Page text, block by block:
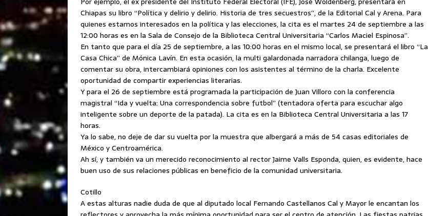
Chiapas su libro “Política y delirio y delirio. Historia de tres secuestros”, de la Editorial Cal y Arena. Para
quienes estamos interesados en la política y las elecciones, la cita es el martes 24 de septiembre a las
12:00 horas es en la Sala de Consejo de la Biblioteca Central Universitaria “Carlos Maciel Espinosa”.
En tanto que para el día 25 de septiembre, a las 10:00 horas en el mismo local, se presentará el libro “La
Casa Chica” de Mónica Lavín. En esta ocasión, la multi galardonada narradora chilanga, luego de
comentar su obra, intercambiará opiniones con los asistentes al término de la charla. Excelente
oportunidad de compartir experiencias literarias.
Y para el 26 de septiembre está programada la participación de Juan Villoro con la conferencia
magistral “Ida y vuelta: Una correspondencia sobre futbol” (tentadora oferta para escuchar algo
inteligente sobre un deporte de la patada). La cita es en la Biblioteca Central Universitaria a las 17
horas.
Ya lo sabe, no deje de dar su vuelta por la muestra que albergará a más de 54 casas editoriales de
México y Centroamérica.
Ah sí, y también va un merecido reconocimiento al rector Jaime Valls Esponda, quien, es evidente, hace
buen uso de sus relaciones públicas en beneficio de la comunidad universitaria.
Cotillo
A estas alturas nadie duda de que al diputado local Fernando Castellanos Cal y Mayor le encantan los